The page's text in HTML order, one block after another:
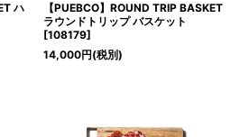
ハ
【PUEBCO】ROUND TRIP BASKET
ラウンドトリップ バスケット
[108179]
14,000円(税別)